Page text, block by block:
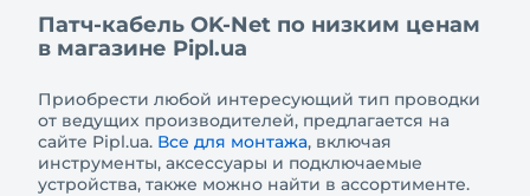
Патч-кабель OK-Net по низким ценам
в магазине Pipl.ua
Приобрести любой интересующий тип проводки
от ведущих производителей, предлагается на
сайте Pipl.ua. Все для монтажа, включая
инструменты, аксессуары и подключаемые
устройства, также можно найти в ассортименте.